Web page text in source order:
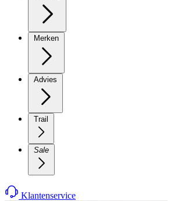
Merken
Advies
Trail
Sale
Klantenservice